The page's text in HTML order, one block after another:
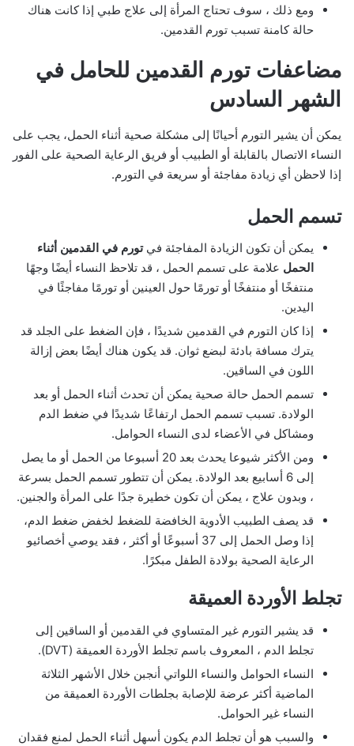
ومع ذلك ، سوف تحتاج المرأة إلى علاج طبي إذا كانت هناك
حالة كامنة تسبب تورم القدمين.
مضاعفات تورم القدمين للحامل في
الشهر السادس
يمكن أن يشير التورم أحيانًا إلى مشكلة صحية أثناء الحمل، يجب على
النساء الاتصال بالقابلة أو الطبيب أو فريق الرعاية الصحية على الفور
إذا لاحظن أي زيادة مفاجئة أو سريعة في التورم.
تسمم الحمل
يمكن أن تكون الزيادة المفاجئة فيتورم في القدمين أثناء
الحمل علامة على تسمم الحمل ، قد تلاحظ النساء أيضًا وجهًا
منتفخًا أو منتفخًا أو تورمًا حول العينين أو تورمًا مفاجئًا في
اليدين.
إذا كان التورم في القدمين شديدًا ، فإن الضغط على الجلد قد
يترك مسافة بادئة لبضع ثوان. قد يكون هناك أيضًا بعض إزالة
اللون في الساقين.
تسمم الحمل حالة صحية يمكن أن تحدث أثناء الحمل أو بعد
الولادة. تسبب تسمم الحمل ارتفاعًا شديدًا في ضغط الدم
ومشاكل في الأعضاء لدى النساء الحوامل.
ومن الأكثر شيوعا يحدث بعد 20 أسبوعا من الحمل أو ما يصل
إلى 6 أسابيع بعد الولادة. يمكن أن تتطور تسمم الحمل بسرعة
، وبدون علاج ، يمكن أن تكون خطيرة جدًا على المرأة والجنين.
قد يصف الطبيب الأدوية الخافضة للضغط لخفض ضغط الدم،
إذا وصل الحمل إلى 37 أسبوعًا أو أكثر ، فقد يوصي أخصائيو
الرعاية الصحية بولادة الطفل مبكرًا.
تجلط الأوردة العميقة
قد يشير التورم غير المتساوي في القدمين أو الساقين إلى
تجلط الدم ، المعروف باسم تجلط الأوردة العميقة (DVT).
النساء الحوامل والنساء اللواتي أنجبن خلال الأشهر الثلاثة
الماضية أكثر عرضة للإصابة بجلطات الأوردة العميقة من
النساء غير الحوامل.
والسبب هو أن تجلط الدم يكون أسهل أثناء الحمل لمنع فقدان